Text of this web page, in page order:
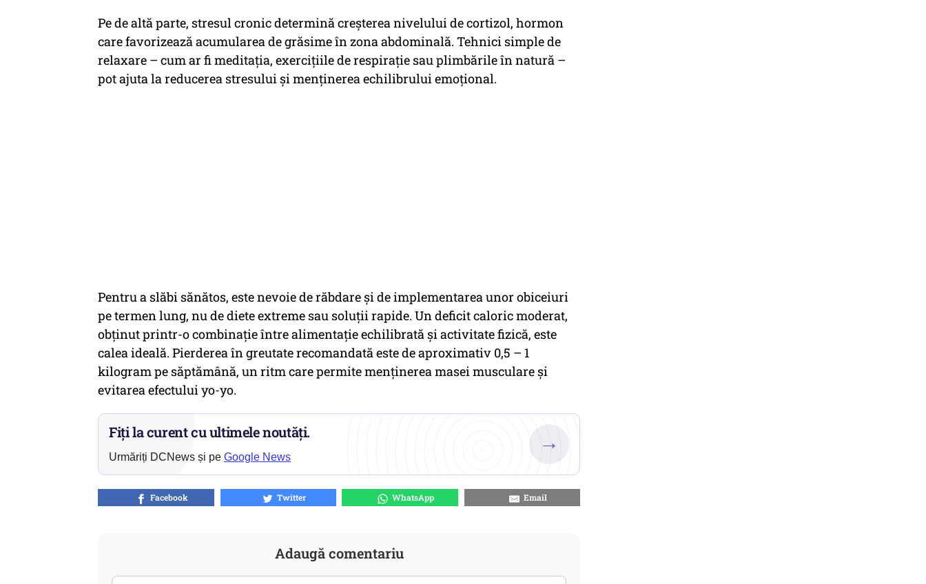
Pe de altă parte, stresul cronic determină creșterea nivelului de cortizol, hormon
care favorizează acumularea de grăsime în zona abdominală. Tehnici simple de
relaxare – cum ar fi meditația, exercițiile de respirație sau plimbările în natură –
pot ajuta la reducerea stresului și menținerea echilibrului emoțional.
Pentru a slăbi sănătos, este nevoie de răbdare și de implementarea unor obiceiuri
pe termen lung, nu de diete extreme sau soluții rapide. Un deficit caloric moderat,
obținut printr-o combinație între alimentație echilibrată și activitate fizică, este
calea ideală. Pierderea în greutate recomandată este de aproximativ 0,5 – 1
kilogram pe săptămână, un ritm care permite menținerea masei musculare și
evitarea efectului yo-yo.
Fiți la curent cu ultimele noutăți.
Urmăriți DCNews și pe Google News
→
Facebook Twitter WhatsApp Email
Adaugă comentariu